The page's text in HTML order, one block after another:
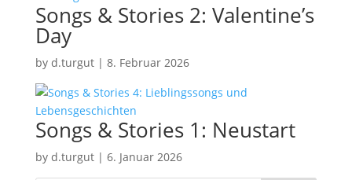
Songs & Stories 2: Valentine’s
Day
by d.turgut| 8. Februar 2026
Songs & Stories 1: Neustart
by d.turgut| 6. Januar 2026